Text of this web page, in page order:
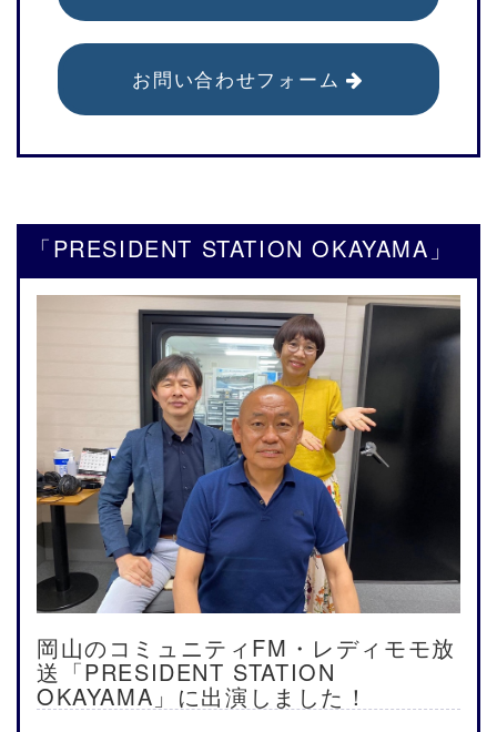
お問い合わせフォーム
「PRESIDENT STATION OKAYAMA」
岡山のコミュニティFM・レディモモ放
送「PRESIDENT STATION
OKAYAMA」に出演しました！